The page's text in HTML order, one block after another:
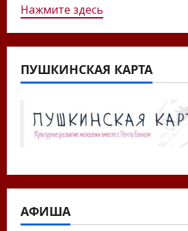
Нажмите здесь
ПУШКИНСКАЯ КАРТА
АФИША